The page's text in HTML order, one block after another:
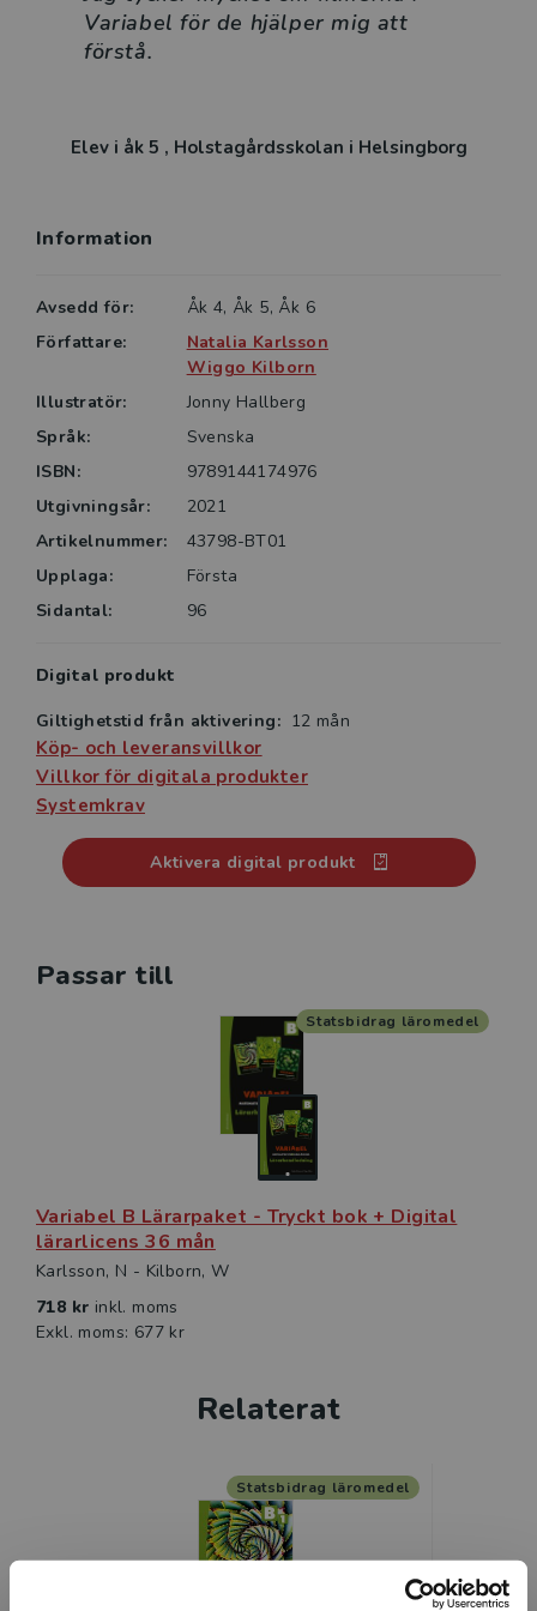
SAMBAND MELLAN MATEMATIK SOM VETENSKAP
OCH SKOLANS MATEMATIKUNDERVISNING
Wiggo Kilborn matematikdidaktiker,
erfarenhet av att utbilda lärare. Författarnas samlade
ligger till grund för Variabel som vänder sig både till
matematik och behöver få respektive ge, mera
stimulans i matematikundervisningen.
Variabel för de hjälper mig att
förstå.
Elev i åk 5 , Holstagårdsskolan i Helsingborg
Information
Avsedd för:
Åk 4, Åk 5, Åk 6
Författare:
Natalia Karlsson
Wiggo Kilborn
Illustratör:
Jonny Hallberg
Språk:
Svenska
ISBN:
9789144174976
Utgivningsår:
2021
Artikelnummer:
43798-BT01
Upplaga:
Första
Sidantal:
96
Digital produkt
Giltighetstid från aktivering: 12 mån
Köp- och leveransvillkor
Villkor för digitala produkter
Systemkrav
Aktivera digital produkt
Passar till
Variabel B Lärarpaket - Tryckt bok + Digital
lärarlicens 36 mån
Karlsson, N - Kilborn, W
718 kr inkl. moms
Exkl. moms: 677 kr
Statsbidrag läromedel
Relaterat
Statsbidrag läromedel